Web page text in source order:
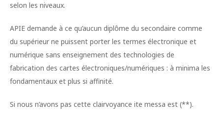
selon les niveaux.
APIE demande à ce qu’aucun diplôme du secondaire comme
du supérieur ne puissent porter les termes électronique et
numérique sans enseignement des technologies de
fabrication des cartes électroniques/numériques : à minima les
fondamentaux et plus si affinité.
Si nous n’avons pas cette clairvoyance ite messa est (**).